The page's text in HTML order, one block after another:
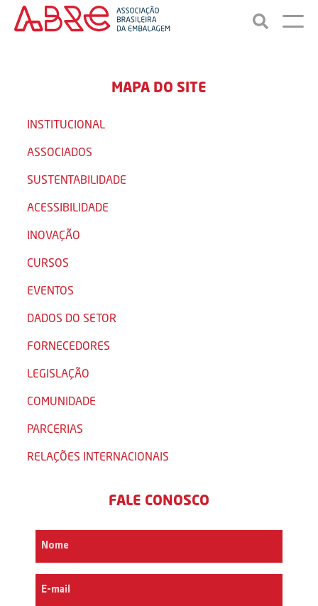
MAPA DO SITE
INSTITUCIONAL
ASSOCIADOS
SUSTENTABILIDADE
ACESSIBILIDADE
INOVAÇÃO
CURSOS
EVENTOS
DADOS DO SETOR
FORNECEDORES
LEGISLAÇÃO
COMUNIDADE
PARCERIAS
RELAÇÕES INTERNACIONAIS
FALE CONOSCO